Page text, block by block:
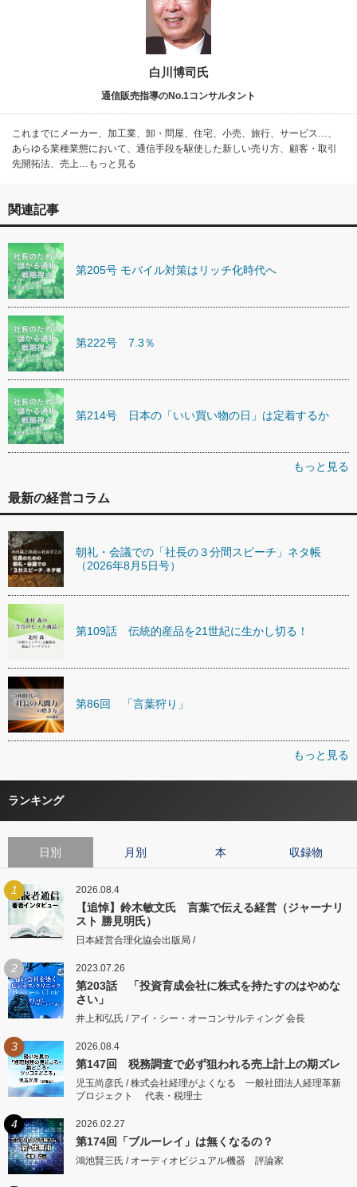
白川博司氏
通信販売指導のNo.1コンサルタント
これまでにメーカー、加工業、卸・問屋、住宅、小売、旅行、サービス…、
あらゆる業種業態において、通信手段を駆使した新しい売り方、顧客・取引
先開拓法、売上…もっと見る
関連記事
第205号 モバイル対策はリッチ化時代へ
第222号 7.3％
第214号 日本の「いい買い物の日」は定着するか
もっと見る
最新の経営コラム
朝礼・会議での「社長の３分間スピーチ」ネタ帳
（2026年8月5日号）
第109話 伝統的産品を21世紀に生かし切る！
第86回 「言葉狩り」
もっと見る
ランキング
日別 月別 本 収録物
1 2026.08.4
【追悼】鈴木敏文氏 言葉で伝える経営（ジャーナリ
スト 勝見明氏）
日本経営合理化協会出版局 /
2 2023.07.26
第203話 「投資育成会社に株式を持たすのはやめな
さい」
井上和弘氏 / アイ・シー・オーコンサルティング 会長
3 2026.08.4
第147回 税務調査で必ず狙われる売上計上の期ズレ
児玉尚彦氏 / 株式会社経理がよくなる 一般社団法人経理革新
プロジェクト 代表・税理士
4 2026.02.27
第174回「ブルーレイ」は無くなるの？
鴻池賢三氏 / オーディオビジュアル機器 評論家